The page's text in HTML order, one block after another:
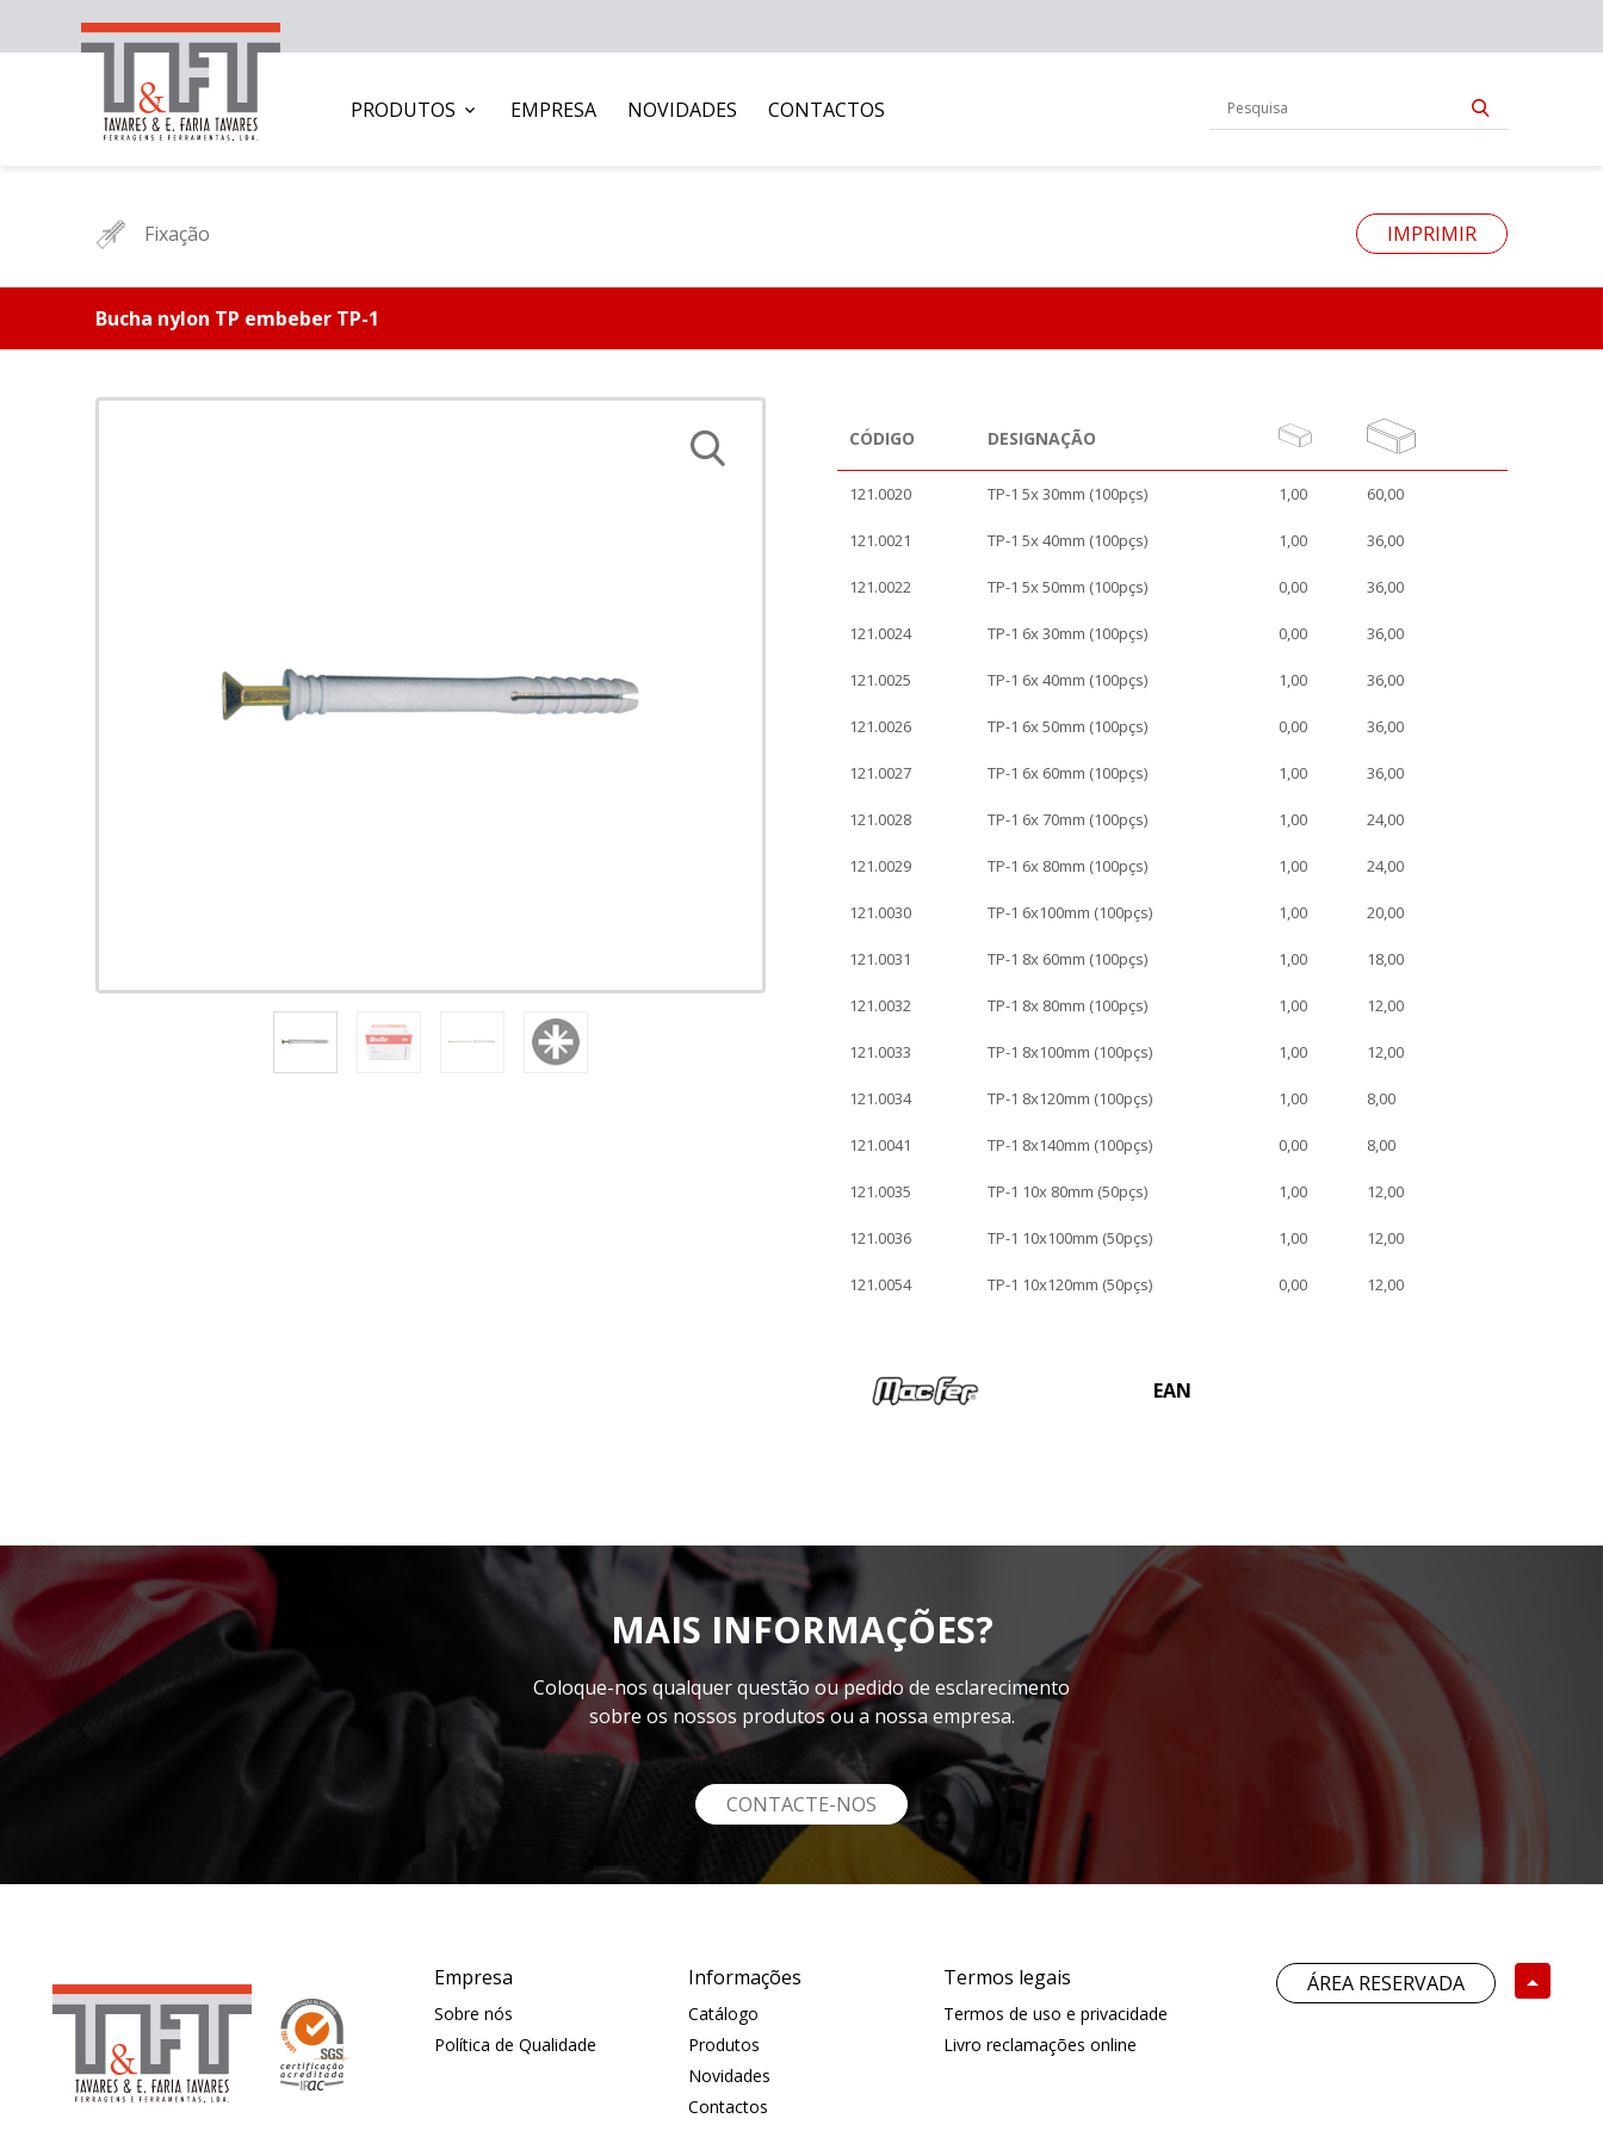
PRODUTOS EMPRESA NOVIDADES CONTACTOS
Fixação IMPRIMIR
Bucha nylon TP embeber TP-1
CÓDIGO DESIGNAÇÃO
121.0020 TP-1 5x 30mm (100pçs) 1,00 60,00
121.0021 TP-1 5x 40mm (100pçs) 1,00 36,00
121.0022 TP-1 5x 50mm (100pçs) 0,00 36,00
121.0024 TP-1 6x 30mm (100pçs) 0,00 36,00
121.0025 TP-1 6x 40mm (100pçs) 1,00 36,00
121.0026 TP-1 6x 50mm (100pçs) 0,00 36,00
121.0027 TP-1 6x 60mm (100pçs) 1,00 36,00
121.0028 TP-1 6x 70mm (100pçs) 1,00 24,00
121.0029 TP-1 6x 80mm (100pçs) 1,00 24,00
121.0030 TP-1 6x100mm (100pçs) 1,00 20,00
121.0031 TP-1 8x 60mm (100pçs) 1,00 18,00
121.0032 TP-1 8x 80mm (100pçs) 1,00 12,00
121.0033 TP-1 8x100mm (100pçs) 1,00 12,00
121.0034 TP-1 8x120mm (100pçs) 1,00 8,00
121.0041 TP-1 8x140mm (100pçs) 0,00 8,00
121.0035 TP-1 10x 80mm (50pçs) 1,00 12,00
121.0036 TP-1 10x100mm (50pçs) 1,00 12,00
121.0054 TP-1 10x120mm (50pçs) 0,00 12,00
EAN
MAIS INFORMAÇÕES?
Coloque-nos qualquer questão ou pedido de esclarecimento
sobre os nossos produtos ou a nossa empresa.
CONTACTE-NOS
Empresa
Sobre nós
Política de Qualidade
Informações
Catálogo
Produtos
Novidades
Contactos
Termos legais
Termos de uso e privacidade
Livro reclamações online
ÁREA RESERVADA